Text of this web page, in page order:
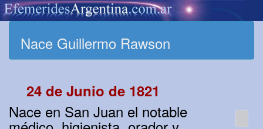
Nace Guillermo Rawson
24 de Junio de 1821
Nace en San Juan el notable